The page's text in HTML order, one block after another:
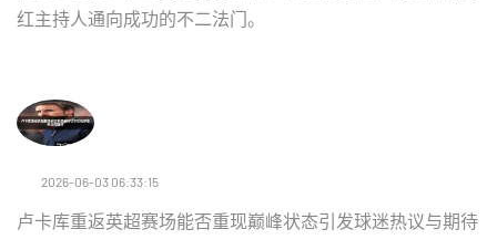
红主持人通向成功的不二法门。
2026-06-03 06:33:15
卢卡库重返英超赛场能否重现巅峰状态引发球迷热议与期待